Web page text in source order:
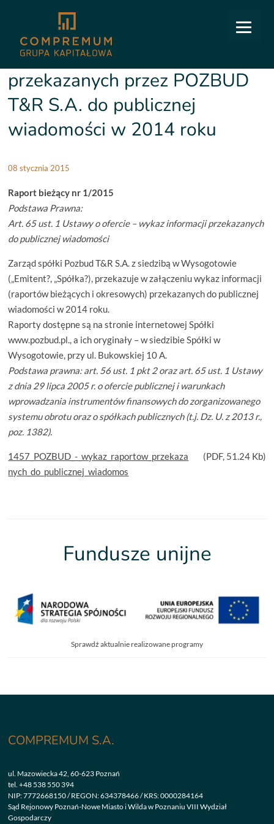
Relacje inwestorskie
przekazanych przez POZBUD T&R S.A. do publicznej wiadomości w 2014 roku
1/2015 Wykaz informacji
przekazanych przez POZBUD
T&R S.A. do publicznej
wiadomości w 2014 roku
08 stycznia 2015
Raport bieżący nr 1/2015
Podstawa Prawna:
Art. 65 ust. 1 Ustawy o ofercie – wykaz informacji przekazanych
do publicznej wiadomości
Zarząd spółki Pozbud T&R S.A. z siedzibą w Wysogotowie
(„Emitent?, „Spółka?), przekazuje w załączeniu wykaz informacji
(raportów bieżących i okresowych) przekazanych do publicznej
wiadomości w 2014 roku.
Raporty dostępne są na stronie internetowej Spółki
www.pozbud.pl., a ich oryginały – w siedzibie Spółki w
Wysogotowie, przy ul. Bukowskiej 10 A.
Podstawa prawna: art. 56 ust. 1 pkt 2 oraz art. 65 ust. 1 Ustawy
z dnia 29 lipca 2005 r. o ofercie publicznej i warunkach
wprowadzania instrumentów finansowych do zorganizowanego
systemu obrotu oraz o spółkach publicznych (t.j. Dz. U. z 2013 r.,
poz. 1382).
1457_POZBUD_-_wykaz_raportow_przekaza
nych_do_publicznej_wiadomos
(PDF, 51.24 Kb)
Fundusze unijne
Sprawdź aktualnie realizowane programy
COMPREMUM S.A.
ul. Mazowiecka 42, 60-623 Poznań
tel.+48 538 550 394
NIP: 7772668150 / REGON: 634378466 / KRS: 0000284164
Sąd Rejonowy Poznań-Nowe Miasto i Wilda w Poznaniu VIII Wydział
Gospodarczy